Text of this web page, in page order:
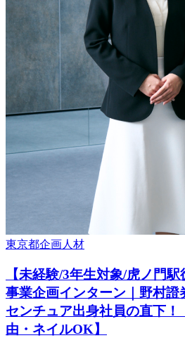
東京都企画人材
【未経験/3年生対象/虎ノ門
事業企画インターン｜野村證
センチュア出身社員の直下！
由・ネイルOK】